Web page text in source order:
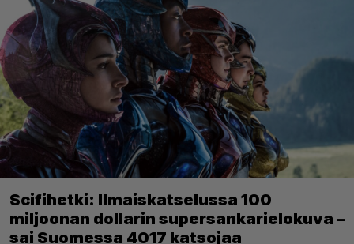
Scifihetki: Ilmaiskatselussa 100
miljoonan dollarin supersankarielokuva –
sai Suomessa 4017 katsojaa